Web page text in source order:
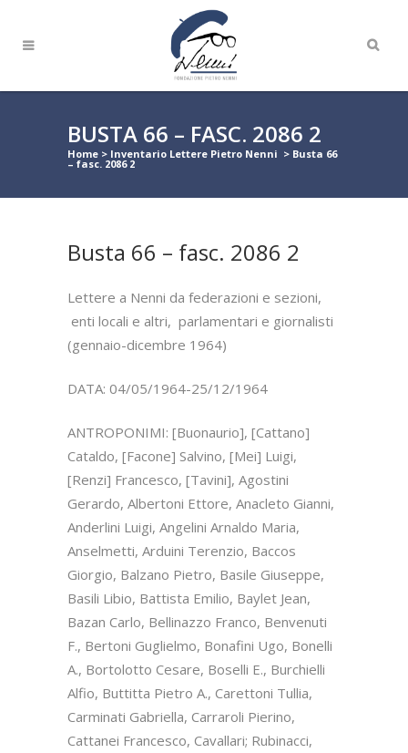
BUSTA 66 – FASC. 2086 2
Home > Inventario Lettere Pietro Nenni > Busta 66
– fasc. 2086 2
Busta 66 – fasc. 2086 2
Lettere a Nenni da federazioni e sezioni,
enti locali e altri, parlamentari e giornalisti
(gennaio-dicembre 1964)
DATA: 04/05/1964-25/12/1964
ANTROPONIMI: [Buonaurio], [Cattano]
Cataldo, [Facone] Salvino, [Mei] Luigi,
[Renzi] Francesco, [Tavini], Agostini
Gerardo, Albertoni Ettore, Anacleto Gianni,
Anderlini Luigi, Angelini Arnaldo Maria,
Anselmetti, Arduini Terenzio, Baccos
Giorgio, Balzano Pietro, Basile Giuseppe,
Basili Libio, Battista Emilio, Baylet Jean,
Bazan Carlo, Bellinazzo Franco, Benvenuti
F., Bertoni Guglielmo, Bonafini Ugo, Bonelli
A., Bortolotto Cesare, Boselli E., Burchielli
Alfio, Buttitta Pietro A., Carettoni Tullia,
Carminati Gabriella, Carraroli Pierino,
Cattanei Francesco, Cavallari; Rubinacci,